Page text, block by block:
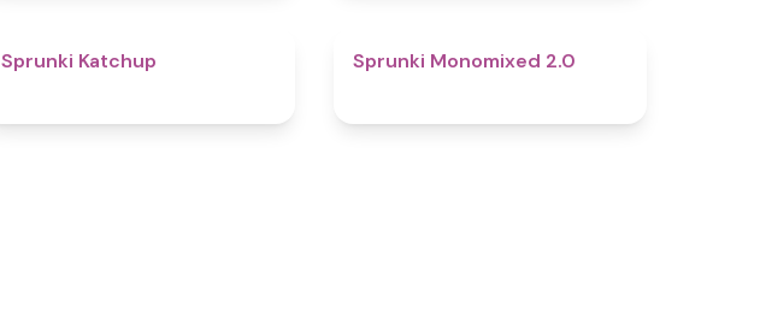
Sprunki Katchup Sprunki Monomixed 2.0